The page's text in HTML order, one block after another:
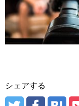
シェアする
打ち込みテクニ
音楽機材
instruments
音楽で活躍したい
succeed